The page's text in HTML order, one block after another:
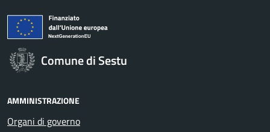
Comune di Sestu
AMMINISTRAZIONE
Organi di governo